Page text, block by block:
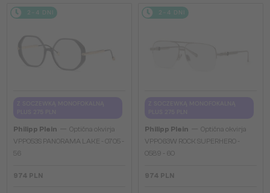
2-4 DNI
Philipp Plein
Optična okvirja
VPP053S PANORAMA LAKE - 0705 -
56
974 PLN
2-4 DNI
Philipp Plein
Optična okvirja
VPP063W ROCK SUPERHERO -
0589 - 60
974 PLN